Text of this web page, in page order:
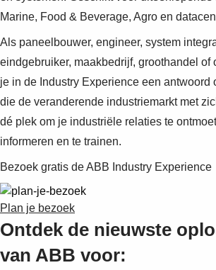
Marine, Food & Beverage, Agro en
Als paneelbouwer, engineer, system
eindgebruiker, maakbedrijf, groothandel of
je in de Industry Experience een antwoord
die de veranderende industriemarkt met
dé plek om je industriële relaties te
informeren en te trainen.
Bezoek gratis de ABB Industry Experience
Plan je bezoek
Ontdek de nieuwste
van ABB voor: